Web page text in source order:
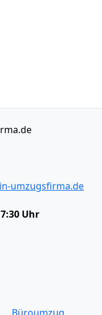
umzugsfirma.de
Uhr
Büroumzug